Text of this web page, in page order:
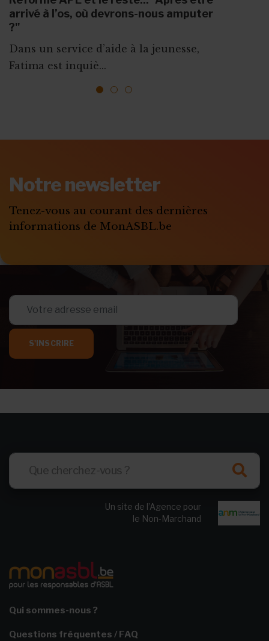
arrivé à l’os, où devrons-nous amputer
?"
Dans un service d’aide à la jeunesse,
Fatima est inquiè...
rentrée réussie dans votre ASBL !
Ce guide s’adresse à toutes les équipes
associatives qui souhaitent ...
souhaite de très belles vacances !
Du 15 juillet au 15 août, le site du
MonASBL.be ...
1 2
Notre newsletter
Tenez-vous au courant des dernières
informations de MonASBL.be
S'INSCRIRE
Un site de l’Agence pour
le Non-Marchand
Qui sommes-nous ?
Questions fréquentes / FAQ